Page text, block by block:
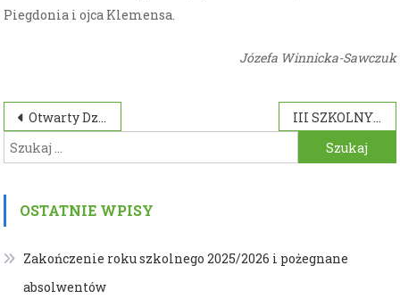
Piegdonia i ojca Klemensa.
Józefa Winnicka-Sawczuk
Nawigacja
wpisu
Otwarty Dzień Dziecka na obiektach MOSIR’u
III SZKOLNY TURNIEJ PPP
Szukaj:
OSTATNIE WPISY
Zakończenie roku szkolnego 2025/2026 i pożegnane
absolwentów